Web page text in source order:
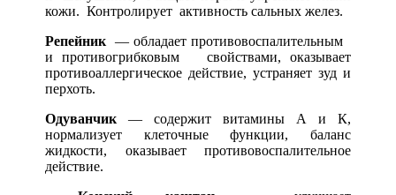
кожи. Контролирует активность сальных желез.
Репейник — обладает противовоспалительным
и противогрибковым свойствами, оказывает
противоаллергическое действие, устраняет зуд и
перхоть.
Одуванчик — содержит витамины А и К,
нормализует клеточные функции, баланс
жидкости, оказывает противовоспалительное
действие.